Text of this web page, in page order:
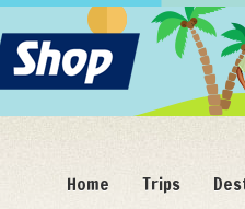
Home Trips